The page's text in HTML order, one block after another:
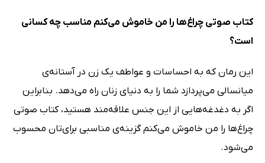
کتاب صوتی چراغ‌ها را من خاموش می‌کنم مناسب چه کسانی
است؟
این رمان که به احساسات و عواطف یک زن در آستانه‌ی
میانسالی می‌پردازد شما را به دنیای زنان راه می‌دهد. بنابراین
اگر به دغدغه‌هایی از این جنس علاقه‌مند هستید، کتاب صوتی
چراغ‌ها را من خاموش می‌کنم گزینه‌ی مناسبی برای‌تان محسوب
می‌شود.